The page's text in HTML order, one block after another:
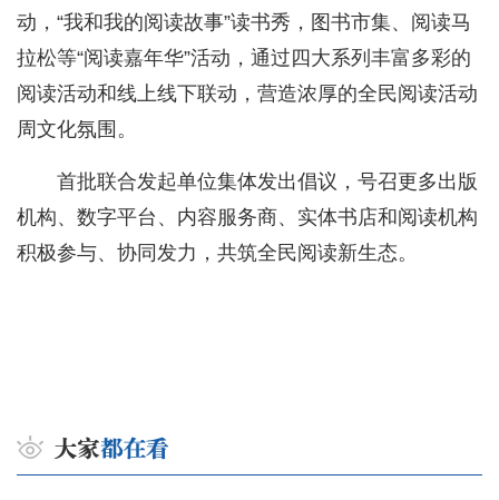
动，“我和我的阅读故事”读书秀，图书市集、阅读马
拉松等“阅读嘉年华”活动，通过四大系列丰富多彩的
阅读活动和线上线下联动，营造浓厚的全民阅读活动
周文化氛围。
首批联合发起单位集体发出倡议，号召更多出版
机构、数字平台、内容服务商、实体书店和阅读机构
积极参与、协同发力，共筑全民阅读新生态。